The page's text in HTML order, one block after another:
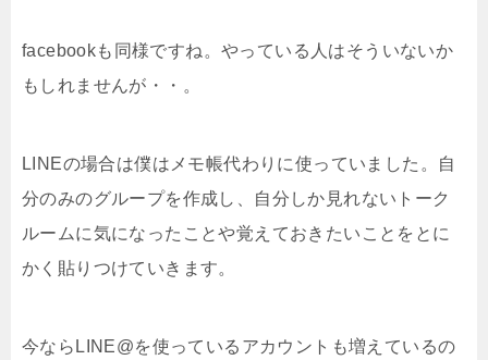
facebookも同様ですね。やっている人はそういないか
もしれませんが・・。
LINEの場合は僕はメモ帳代わりに使っていました。自
分のみのグループを作成し、自分しか見れないトーク
ルームに気になったことや覚えておきたいことをとに
かく貼りつけていきます。
今ならLINE@を使っているアカウントも増えているの